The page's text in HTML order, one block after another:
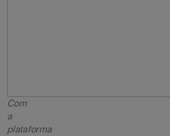
Com
a
plataforma